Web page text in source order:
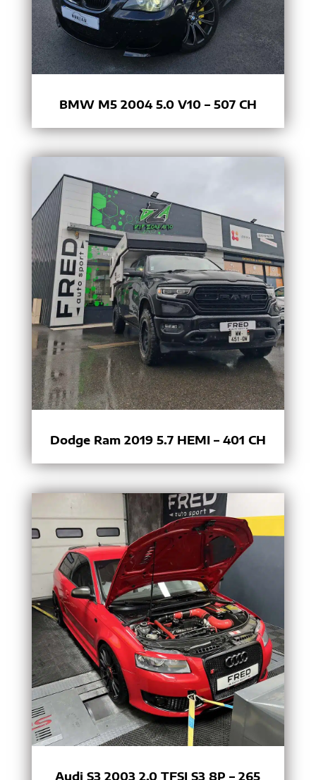
BMW M5 2004 5.0 V10 – 507 CH
Dodge Ram 2019 5.7 HEMI – 401 CH
Audi S3 2003 2.0 TFSI S3 8P – 265